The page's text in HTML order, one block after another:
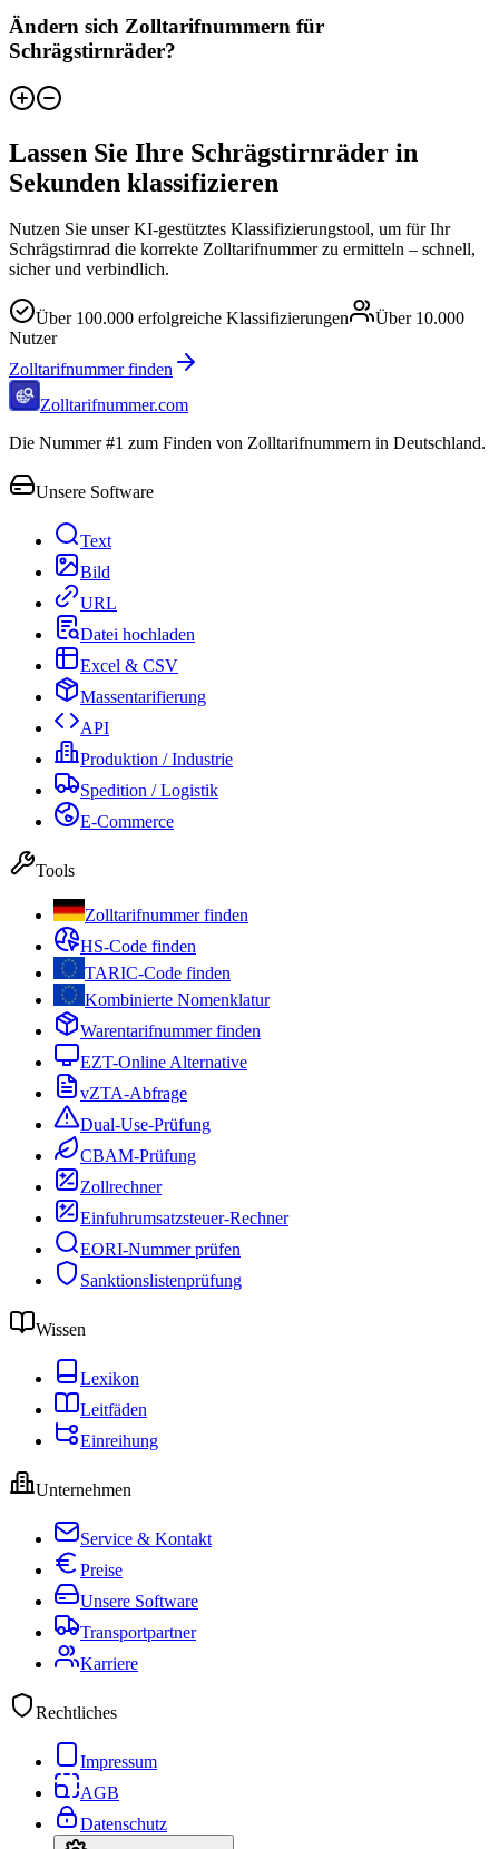
Ändern sich Zolltarifnummern für
Schrägstirnräder?
Lassen Sie Ihre Schrägstirnräder in
Sekunden klassifizieren
Nutzen Sie unser KI-gestütztes Klassifizierungstool, um für Ihr
Schrägstirnrad die korrekte Zolltarifnummer zu ermitteln – schnell,
sicher und verbindlich.
Über 100.000 erfolgreiche Klassifizierungen Über 10.000
Nutzer
Zolltarifnummer finden
Zolltarifnummer.com
Die Nummer #1 zum Finden von Zolltarifnummern in Deutschland.
Unsere Software
Text
Bild
URL
Datei hochladen
Excel & CSV
Massentarifierung
API
Produktion / Industrie
Spedition / Logistik
E-Commerce
Tools
Zolltarifnummer finden
HS-Code finden
TARIC-Code finden
Kombinierte Nomenklatur
Warentarifnummer finden
EZT-Online Alternative
vZTA-Abfrage
Dual-Use-Prüfung
CBAM-Prüfung
Zollrechner
Einfuhrumsatzsteuer-Rechner
EORI-Nummer prüfen
Sanktionslistenprüfung
Wissen
Lexikon
Leitfäden
Einreihung
Unternehmen
Service & Kontakt
Preise
Unsere Software
Transportpartner
Karriere
Rechtliches
Impressum
AGB
Datenschutz